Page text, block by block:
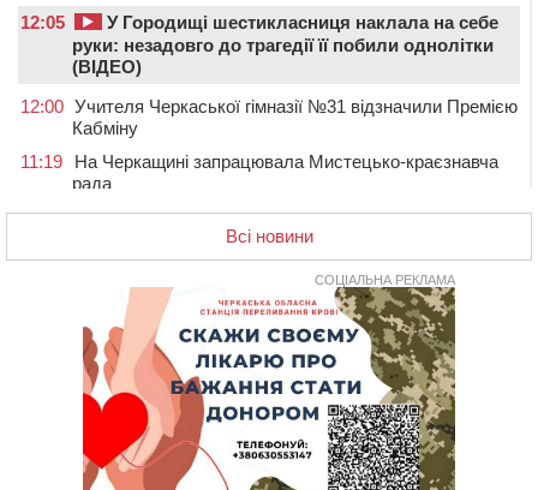
12:05
У Городищі шестикласниця наклала на себе
руки: незадовго до трагедії її побили однолітки
(ВІДЕО)
12:00 Учителя Черкаської гімназії №31 відзначили Премією
Кабміну
11:19
На Черкащині запрацювала Мистецько-краєзнавча
рада
захисником, який помер від тяжких поранень
Всі опинилися в кюветі: у Будищі зіткнулися два
автомобілі та мотоцикл
На Черкащині боржникам за електроенергію
нарахують 3% річних та інфляційні втрати
Черкащина серед лідерів за кількістю штрафів для
підприємств через неподання даних про транспорт до
Черкаси прийматимуть Український урбаністичний
Всі новини
СОЦІАЛЬНА РЕКЛАМА